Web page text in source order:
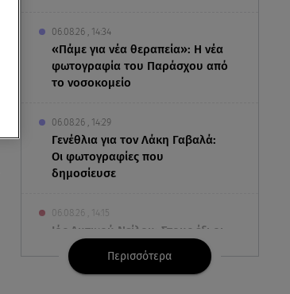
06.08.26 , 14:34
«Πάμε για νέα θεραπεία»: Η νέα
φωτογραφία του Παράσχου από
το νοσοκομείο
06.08.26 , 14:29
Γενέθλια για τον Λάκη Γαβαλά:
Οι φωτογραφίες που
δημοσίευσε
06.08.26 , 14:15
Ιός Δυτικού Νείλου: Στους έξι οι
θάνατοι στην Ελλάδα
Περισσότερα